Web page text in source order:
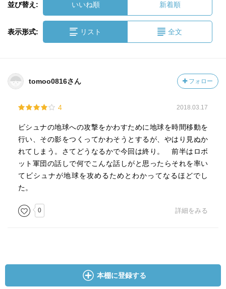
並び替え: いいね順 新着順
表示形式: リスト 全文
tomoo0816さん フォロー
4 2018.03.17
ビシュナの地球への攻撃をかわすために地球を時間移動を
行い、その影をつくってかわそうとするが、やはり見ぬか
れてしまう。さてどうなるかで今回は終り。 前半はロボ
ット軍団の話しで何でこんな話しがと思ったらそれを率い
てビシュナが地球を攻めるためとわかってなるほどでし
た。
0 詳細をみる
本棚に登録する